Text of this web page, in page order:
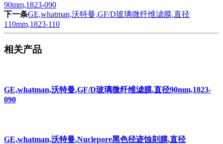
90mm,1823-090
下一条GE,whatman,沃特曼,GF/D玻璃微纤维滤膜,直径
110mm,1823-110
相关产品
GE,whatman,沃特曼,GF/D玻璃微纤维滤膜,直径90mm,1823-
090
GE,whatman,沃特曼,Nuclepore黑色径迹蚀刻膜,直径